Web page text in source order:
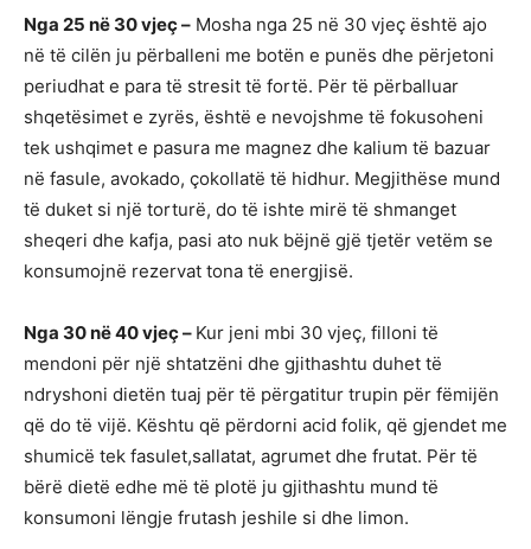
Nga 25 në 30 vjeç – Mosha nga 25 në 30 vjeç është ajo
në të cilën ju përballeni me botën e punës dhe përjetoni
periudhat e para të stresit të fortë. Për të përballuar
shqetësimet e zyrës, është e nevojshme të fokusoheni
tek ushqimet e pasura me magnez dhe kalium të bazuar
në fasule, avokado, çokollatë të hidhur. Megjithëse mund
të duket si një torturë, do të ishte mirë të shmanget
sheqeri dhe kafja, pasi ato nuk bëjnë gjë tjetër vetëm se
konsumojnë rezervat tona të energjisë.
Nga 30 në 40 vjeç – Kur jeni mbi 30 vjeç, filloni të
mendoni për një shtatzëni dhe gjithashtu duhet të
ndryshoni dietën tuaj për të përgatitur trupin për fëmijën
që do të vijë. Kështu që përdorni acid folik, që gjendet me
shumicë tek fasulet,sallatat, agrumet dhe frutat. Për të
bërë dietë edhe më të plotë ju gjithashtu mund të
konsumoni lëngje frutash jeshile si dhe limon.